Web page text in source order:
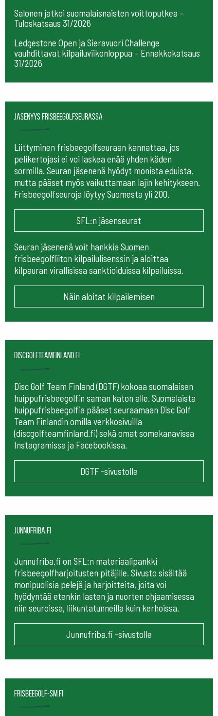
Salonen jatkoi suomalaisnaisten voittoputkea –
Tuloskatsaus 31/2026
Ledgestone Open ja Sieravuori Challenge
vauhdittavat kilpailuviikonloppua – Ennakkokatsaus
31/2026
Jäsenyys frisbeegolfseurassa
Liittyminen frisbeegolfseuraan kannattaa, jos
pelikertojasi ei voi laskea enää yhden käden
sormilla. Seuran jäsenenä hyödyt monista eduista,
mutta pääset myös vaikuttamaan lajin kehitykseen.
Frisbeegolfseuroja löytyy Suomesta yli 200.
SFL:n jäsenseurat
Seuran jäsenenä voit hankkia Suomen
frisbeegolfliiton kilpailulisenssin ja aloittaa
kilpauran virallisissa sanktioiduissa kilpailuissa.
Näin aloitat kilpailemisen
Discgolfteamfinland.fi
Disc Golf Team Finland (DGTF) kokoaa suomalaisen
huippufrisbeegolfin saman katon alle. Suomalaista
huippufrisbeegolfia pääset seuraamaan Disc Golf
Team Finlandin omilla verkkosivuilla
(discgolfteamfinland.fi) sekä omat somekanavissa
Instagramissa ja Facebookissa.
DGTF -sivustolle
Junnufriba.fi
Junnufriba.fi on SFL:n materiaalipankki
frisbeegolfharjoitusten pitäjille. Sivusto sisältää
monipuolisia pelejä ja harjoitteita, joita voi
hyödyntää etenkin lasten ja nuorten ohjaamisessa
niin seuroissa, liikuntatunneilla kuin kerhoissa.
Junnufriba.fi -sivustolle
frisbeegolf-sm.fi